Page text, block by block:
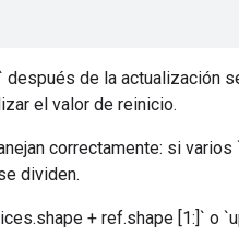
de la actualización
el valor de reinicio.
correctamente: si
dividen.
+ ref.shape [1:]` o